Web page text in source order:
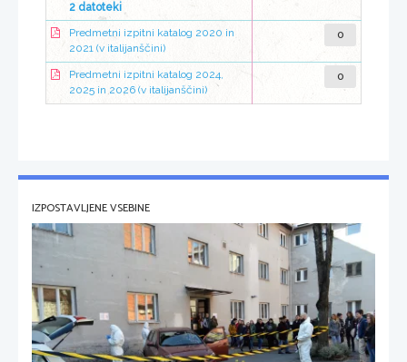
2 datoteki
Predmetni izpitni katalog 2020 in
2021 (v italijanščini)
0
Predmetni izpitni katalog 2024,
2025 in 2026 (v italijanščini)
0
IZPOSTAVLJENE VSEBINE